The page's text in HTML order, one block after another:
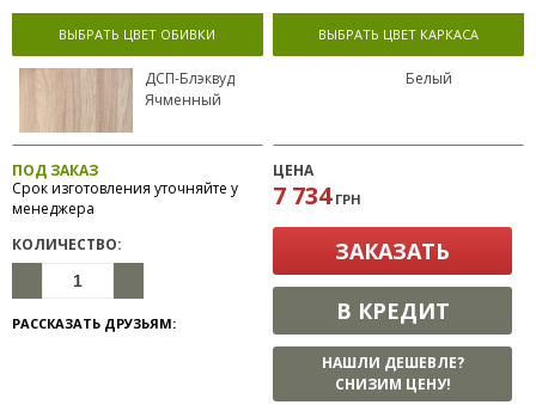
ВЫБРАТЬ ЦВЕТ ОБИВКИ
ДСП-Блэквуд
Ячменный
ВЫБРАТЬ ЦВЕТ КАРКАСА
Белый
ПОД ЗАКАЗ
Срок изготовления уточняйте у
менеджера
КОЛИЧЕСТВО:
РАССКАЗАТЬ ДРУЗЬЯМ:
ЦЕНА
7 734 ГРН
ЗАКАЗАТЬ
В КРЕДИТ
НАШЛИ ДЕШЕВЛЕ?
СНИЗИМ ЦЕНУ!